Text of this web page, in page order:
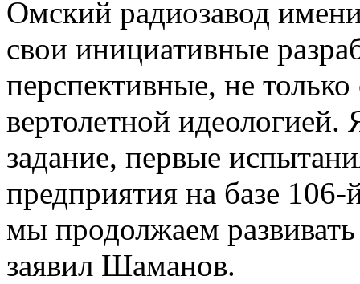
Омский радиозавод
свои инициативные
перспективные, не
вертолетной идеологией.
задание, первые
предприятия на базе
мы продолжаем
заявил Шаманов.